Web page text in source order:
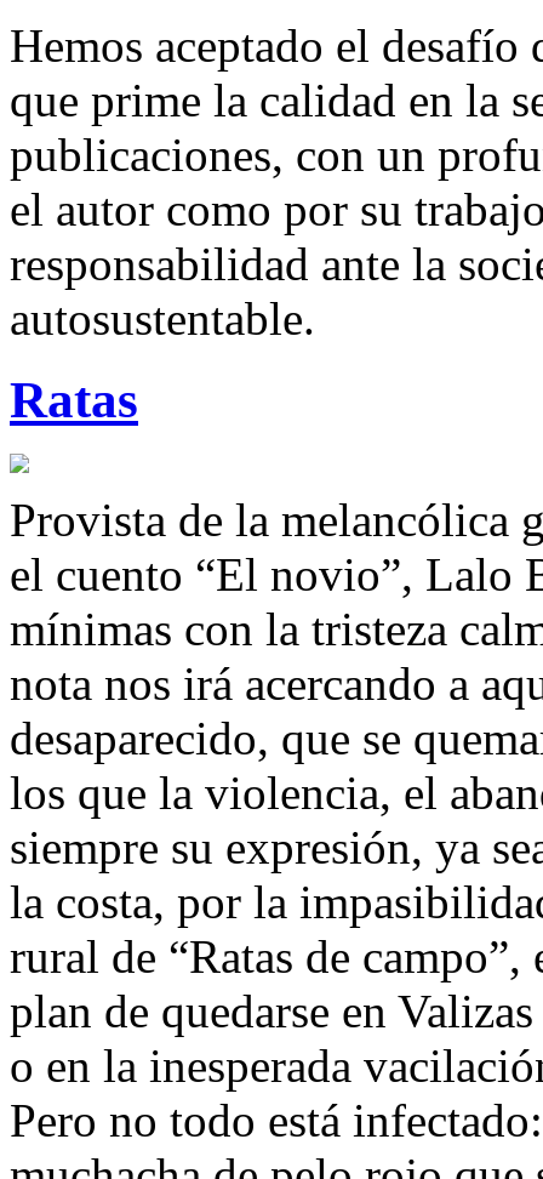
Hemos aceptado el
que prime la calidad en la
publicaciones, con un
el autor como por su
responsabilidad ante la
autosustentable.
Ratas
Provista de la melancólica
el cuento “El novio”, Lalo
mínimas con la tristeza
nota nos irá acercando a
desaparecido, que se
los que la violencia, el
siempre su expresión, ya
la costa, por la
rural de “Ratas de
plan de quedarse en
o en la inesperada
Pero no todo está